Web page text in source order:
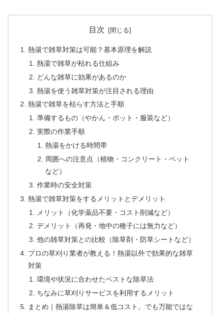
目次
熱湯で雑草対策は可能？基本原理を解説
熱湯で雑草が枯れる仕組み
どんな雑草に効果があるのか
熱湯を使う雑草対策が注目される理由
熱湯で雑草を枯らす方法と手順
準備するもの（やかん・ポット・服装など）
実際の作業手順
熱湯をかける時間帯
周囲への注意点（植物・コンクリート・ペット
など）
作業時の安全対策
熱湯で雑草対策をするメリットとデメリット
メリット（化学薬品不要・コスト削減など）
デメリット（再発・地中の種子には無力など）
他の雑草対策との比較（除草剤・防草シートなど）
プロの草刈り業者が教える！熱湯以外で効果的な雑草
対策
環境や状況に合わせたベストな除草法
ちなみに草刈りサービスを利用するメリット
まとめ｜熱湯除草は簡単＆低コスト。でも万能ではな